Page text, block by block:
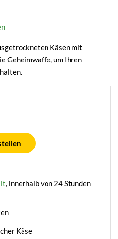
Käsen mit
Geheimwaffe, um Ihren
, innerhalb von 24 Stunden
Käse